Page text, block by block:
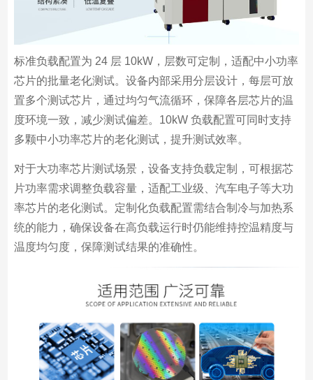
标准负载配置为 24 层 10kW，层数可定制，适配中小功率
芯片的批量老化测试。设备内部采用分层设计，每层可放
置多个测试芯片，通过均匀气流循环，保障各层芯片的温
度环境一致，减少测试偏差。10kW 负载配置可同时支持
多颗中小功率芯片的老化测试，提升测试效率。
对于大功率芯片测试场景，设备支持负载定制，可根据芯
片功率需求调整负载容量，适配工业级、汽车电子等大功
率芯片的老化测试。定制化负载配置需结合制冷与加热系
统的能力，确保设备在高负载运行时仍能维持控温精度与
温度均匀度，保障测试结果的准确性。